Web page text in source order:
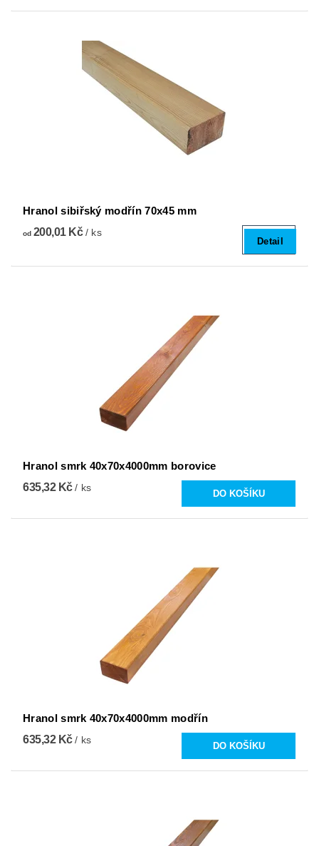
Hranol sibiřský modřín 70x45 mm
od200,01 Kč/ ks
Detail
Hranol smrk 40x70x4000mm borovice
635,32 Kč/ ks
Hranol smrk 40x70x4000mm modřín
635,32 Kč/ ks